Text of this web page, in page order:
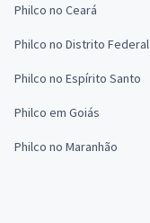
Philco no Ceará
Philco no Distrito Federal
Philco no Espírito Santo
Philco em Goiás
Philco no Maranhão